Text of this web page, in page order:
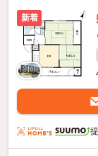
新着